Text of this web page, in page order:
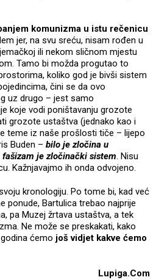
komunizma u istu rečenicu
jer, na svu sreću, nisam rođen u
ili nekom sličnom mjestu
Tamo bi možda progutao to
koliko god je bivši sistem
čini se da ovo
uz drugo – jest samo
koje vodi poništavanju grozote
grozote ustaštva (jednako kao i
teme iz naše prošlosti tiče – lijepo
Buden – bilo je zločina u
je zločinački sistem. Nisu
Kažnjavajmo ih onda odvojeno.
kronologiju. Po tome bi, kad već
ponude, Bartulica trebao najprije
pa Muzej žrtava ustaštva, a tek
Ne može se preskakati, kako
ćemo još vidjet kakve ćemo
Lupiga.Com